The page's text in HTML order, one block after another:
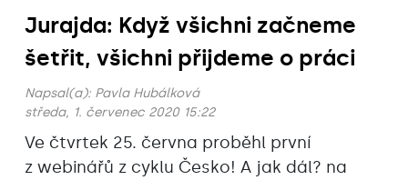
Jurajda: Když všichni začneme
šetřit, všichni přijdeme o práci
Napsal(a): Pavla Hubálková
středa, 1. červenec 2020 15:22
Ve čtvrtek 25. června proběhl první
z webinářů z cyklu Česko! A jak dál? na